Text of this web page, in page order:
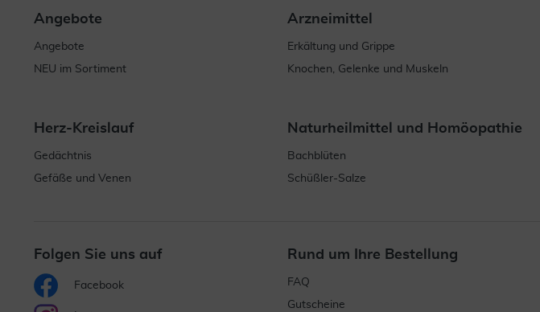
Angebote
Angebote
NEU im Sortiment
Arzneimittel
Erkältung und Grippe
Knochen, Gelenke und Muskeln
Herz-Kreislauf
Gedächtnis
Gefäße und Venen
Naturheilmittel und Homöopathie
Bachblüten
Schüßler-Salze
Folgen Sie uns auf
Facebook
Rund um Ihre Bestellung
FAQ
Gutscheine